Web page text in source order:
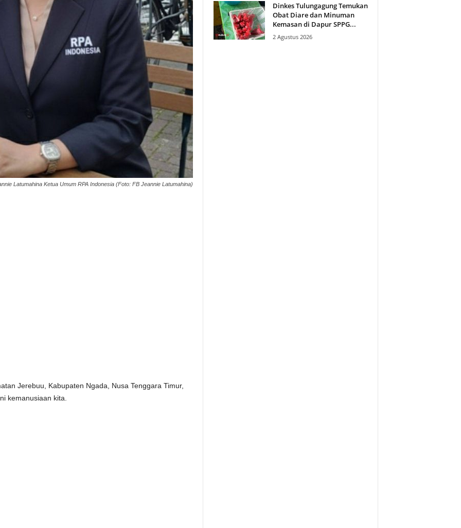
Latumahina Ketua Umum RPA Indonesia (Foto: FB Jeannie Latumahina)
Jerebuu, Kabupaten Ngada, Nusa Tenggara Timur,
kemanusiaan kita.
Dinkes Tulungagung Temukan
Obat Diare dan Minuman
Kemasan di Dapur SPPG...
2 Agustus 2026